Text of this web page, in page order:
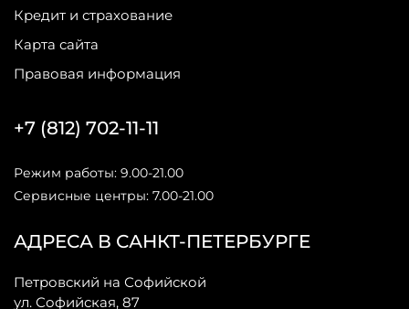
Кредит и страхование
Карта сайта
Правовая информация
АДРЕСА В САНКТ-ПЕТЕРБУРГЕ
Петровский на Софийской
ул. Софийская, 87
+7 (812) 702-11-11
Режим работы: 9.00-21.00
Сервисные центры: 7.00-21.00